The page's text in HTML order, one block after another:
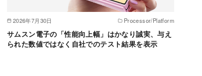
2026年7月30日 Processor/Platform
サムスン電子の「性能向上幅」はかなり誠実、与え
られた数値ではなく自社でのテスト結果を表示